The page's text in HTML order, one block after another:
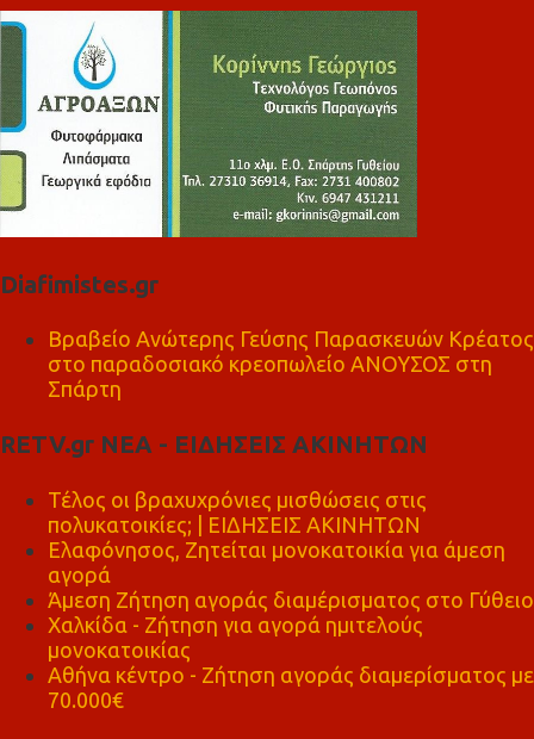
Diafimistes.gr
Βραβείο Ανώτερης Γεύσης Παρασκευών Κρέατος
στο παραδοσιακό κρεοπωλείο ΑΝΟΥΣΟΣ στη
Σπάρτη
RETV.gr ΝΕΑ - ΕΙΔΗΣΕΙΣ ΑΚΙΝΗΤΩΝ
Τέλος οι βραχυχρόνιες μισθώσεις στις
πολυκατοικίες; | ΕΙΔΗΣΕΙΣ ΑΚΙΝΗΤΩΝ
Ελαφόνησος, Ζητείται μονοκατοικία για άμεση
αγορά
Άμεση Ζήτηση αγοράς διαμέρισματος στο Γύθειο
Χαλκίδα - Ζήτηση για αγορά ημιτελούς
μονοκατοικίας
Αθήνα κέντρο - Ζήτηση αγοράς διαμερίσματος με
70.000€